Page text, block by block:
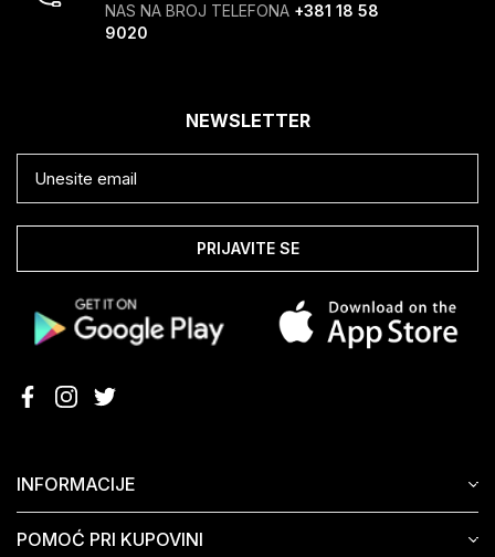
NAS NA BROJ TELEFONA +381 18 58
9020
INFORMACIJE
POMOĆ PRI KUPOVINI
NEWSLETTER
PRIJAVITE SE